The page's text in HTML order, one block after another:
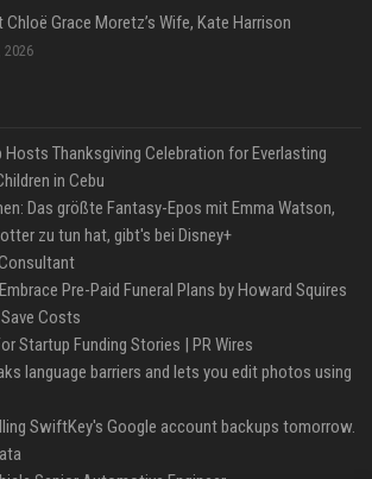
Grace Moretz’s Wife, Kate Harrison
2026
Thanksgiving Celebration for Everlasting
in Cebu
Das größte Fantasy-Epos mit Emma Watson,
zu tun hat, gibt's bei Disney+
Pre-Paid Funeral Plans by Howard Squires
Costs
Startup Funding Stories | PR Wires
language barriers and lets you edit photos using
SwiftKey's Google account backups tomorrow.